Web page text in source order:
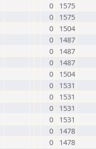
0
1575
0
1575
0
1504
0
1487
0
1487
0
1487
0
1504
0
1531
0
1531
0
1531
0
1531
0
1478
0
1478